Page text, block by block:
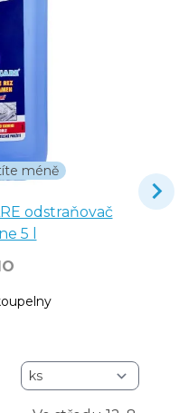
méně
odstraňovač
5 l